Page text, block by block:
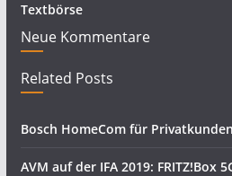
Textbörse
Neue Kommentare
Related Posts
Bosch HomeCom für Privatkunden
AVM auf der IFA 2019: FRITZ!Box